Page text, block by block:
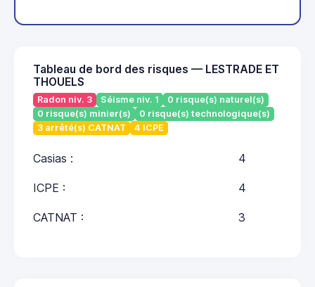
Tableau de bord des risques — LESTRADE ET
THOUELS
Radon niv. 3 Séisme niv. 1
0 risque(s) naturel(s)
0 risque(s) minier(s)
0 risque(s) technologique(s)
3 arrêté(s) CATNAT
4 ICPE
Casias : 4
ICPE : 4
CATNAT : 3